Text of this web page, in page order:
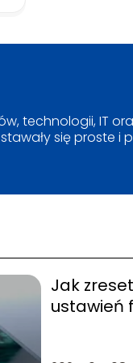
technologii, IT
się proste i
Jak
ustawień